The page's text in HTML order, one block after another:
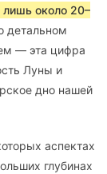
лишь около 20–
детальном
— эта цифра
Луны и
дно нашей
аспектах
глубинах